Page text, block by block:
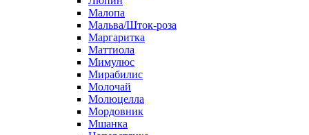
Малопа
Мальва/Шток-роза
Маргаритка
Маттиола
Мимулюс
Мирабилис
Молочай
Молюцелла
Мордовник
Мшанка